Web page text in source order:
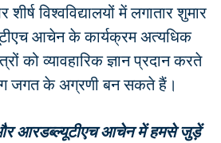
विश्वविद्यालयों में लगातार शुमार
आचेन के कार्यक्रम अत्यधिक
को व्यावहारिक ज्ञान प्रदान करते
जगत के अग्रणी बन सकते हैं।
आरडब्ल्यूटीएच आचेन में हमसे जुड़ें